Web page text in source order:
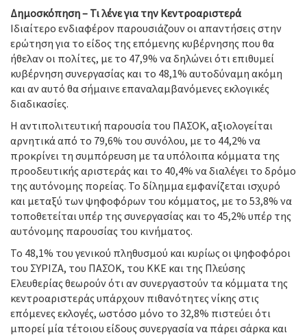
Δημοσκόπηση – Τι λένε για την Κεντροαριστερά
Ιδιαίτερο ενδιαφέρον παρουσιάζουν οι απαντήσεις στην
ερώτηση για το είδος της επόμενης κυβέρνησης που θα
ήθελαν οι πολίτες, με το 47,9% να δηλώνει ότι επιθυμεί
κυβέρνηση συνεργασίας και το 48,1% αυτοδύναμη ακόμη
και αν αυτό θα σήμαινε επαναλαμβανόμενες εκλογικές
διαδικασίες.
Η αντιπολιτευτική παρουσία του ΠΑΣΟΚ, αξιολογείται
αρνητικά από το 79,6% του συνόλου, με το 44,2% να
προκρίνει τη συμπόρευση με τα υπόλοιπα κόμματα της
προοδευτικής αριστεράς και το 40,4% να διαλέγει το δρόμο
της αυτόνομης πορείας. Το δίλημμα εμφανίζεται ισχυρό
και μεταξύ των ψηφοφόρων του κόμματος, με το 53,8% να
τοποθετείται υπέρ της συνεργασίας και το 45,2% υπέρ της
αυτόνομης παρουσίας του κινήματος.
Το 48,1% του γενικού πληθυσμού και κυρίως οι ψηφοφόροι
του ΣΥΡΙΖΑ, του ΠΑΣΟΚ, του ΚΚΕ και της Πλεύσης
Ελευθερίας θεωρούν ότι αν συνεργαστούν τα κόμματα της
κεντροαριστεράς υπάρχουν πιθανότητες νίκης στις
επόμενες εκλογές, ωστόσο μόνο το 32,8% πιστεύει ότι
μπορεί μία τέτοιου είδους συνεργασία να πάρει σάρκα και